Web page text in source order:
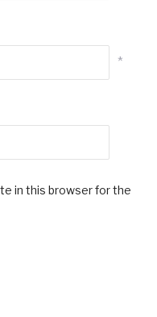
*
in this browser for the